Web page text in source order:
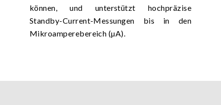
können, und unterstützt hochpräzise
Standby-Current-Messungen bis in den
Mikroamperebereich (µA).